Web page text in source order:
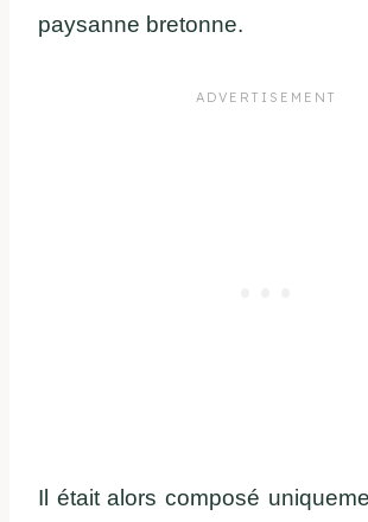
paysanne bretonne.
Il était alors composé